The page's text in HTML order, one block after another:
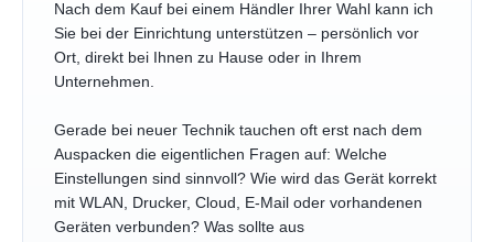
Nach dem Kauf bei einem Händler Ihrer Wahl kann ich
Sie bei der Einrichtung unterstützen – persönlich vor
Ort, direkt bei Ihnen zu Hause oder in Ihrem
Unternehmen.
Gerade bei neuer Technik tauchen oft erst nach dem
Auspacken die eigentlichen Fragen auf: Welche
Einstellungen sind sinnvoll? Wie wird das Gerät korrekt
mit WLAN, Drucker, Cloud, E-Mail oder vorhandenen
Geräten verbunden? Was sollte aus